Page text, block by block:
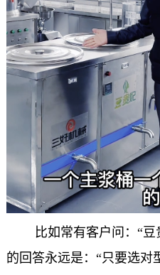
比如常有客户问：“
的回答永远是：“只要选对